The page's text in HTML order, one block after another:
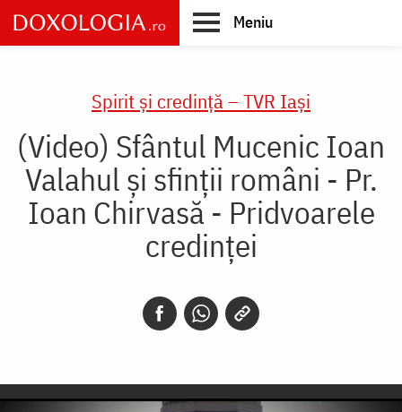
Skip
to
main
Meniu
Spirit și credință – TVR Iași
(Video) Sfântul Mucenic Ioan
Valahul și sfinții români - Pr.
Ioan Chirvasă - Pridvoarele
credinței